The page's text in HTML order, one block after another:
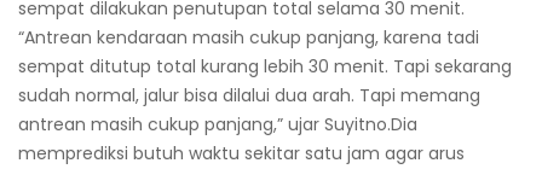
sempat dilakukan penutupan total selama 30 menit.
“Antrean kendaraan masih cukup panjang, karena tadi
sempat ditutup total kurang lebih 30 menit. Tapi sekarang
sudah normal, jalur bisa dilalui dua arah. Tapi memang
antrean masih cukup panjang,” ujar Suyitno.Dia
memprediksi butuh waktu sekitar satu jam agar arus